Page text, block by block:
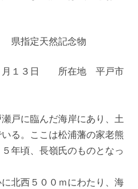
県指定天然記念物
月１３日 所在地 平戸市
戸に臨んだ海岸にあり、土
る。ここは松浦藩の家老熊
年頃、長嶺氏のものとなっ
北西５００ｍにわたり、海